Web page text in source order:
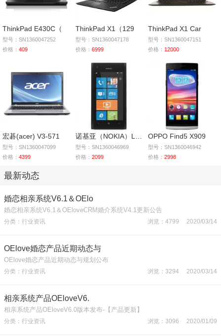
ThinkPad E430C（
型号：SN1360047252
价格： 409
ThinkPad X1（129
型号：SN1360047178
价格： 6999
ThinkPad X1 Car
型号：SN1360047151
价格： 12000
宏碁(acer) V3-571
型号：SN1360047099
价格： 4399
型号：SN1360046969
价格： 2099
OPPO Find5 X909
型号：SN1360046942
价格：2998
最新动态
婚恋相亲系统V6.1＆OElo
婚恋相亲系统V6.1＆OEloveCRM婚介系统V4.1更新公告
分类：行业资讯 浏览：4799 2020/03/14
OElove婚恋产品近期动态与
OElove婚恋产品近期动态与规划公布
分类：行业资讯 浏览：3294 2020/03/14
相亲系统产品OEloveV6.
相亲系统产品OEloveV6.0版本发布-【产品更新】
分类：行业资讯 浏览：3096 2020/01/09